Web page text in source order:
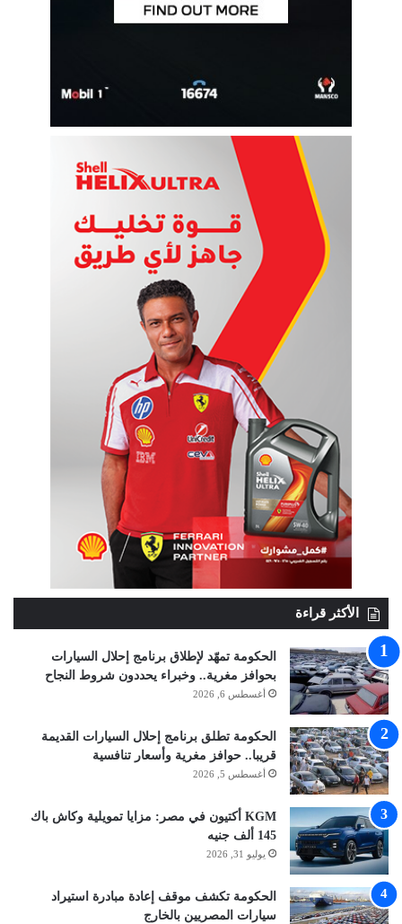
الأكثر قراءة
الحكومة تمهّد لإطلاق برنامج إحلال السيارات
بحوافز مغرية.. وخبراء يحددون شروط النجاح
أغسطس 6, 2026
الحكومة تطلق برنامج إحلال السيارات القديمة
قريبا.. حوافز مغرية وأسعار تنافسية
أغسطس 5, 2026
KGM أكتيون في مصر: مزايا تمويلية وكاش باك
145 ألف جنيه
يوليو 31, 2026
الحكومة تكشف موقف إعادة مبادرة استيراد
سيارات المصريين بالخارج